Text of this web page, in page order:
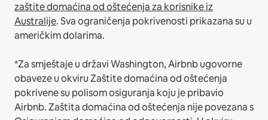
zaštite domaćina od oštećenja za korisnike iz
Australije. Sva ograničenja pokrivenosti prikazana su u
američkim dolarima.
*Za smještaje u državi Washington, Airbnb ugovorne
obaveze u okviru Zaštite domaćina od oštećenja
pokrivene su polisom osiguranja koju je pribavio
Airbnb. Zaštita domaćina od oštećenja nije povezana s